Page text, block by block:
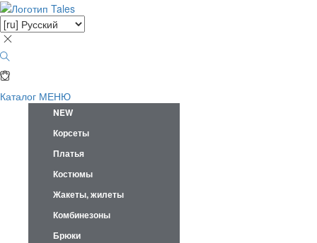
Каталог МЕНЮ
NEW
Корсеты
Платья
Костюмы
Жакеты, жилеты
Комбинезоны
Брюки